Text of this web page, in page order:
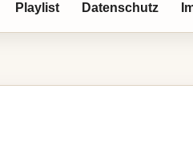
Playlist Datenschutz